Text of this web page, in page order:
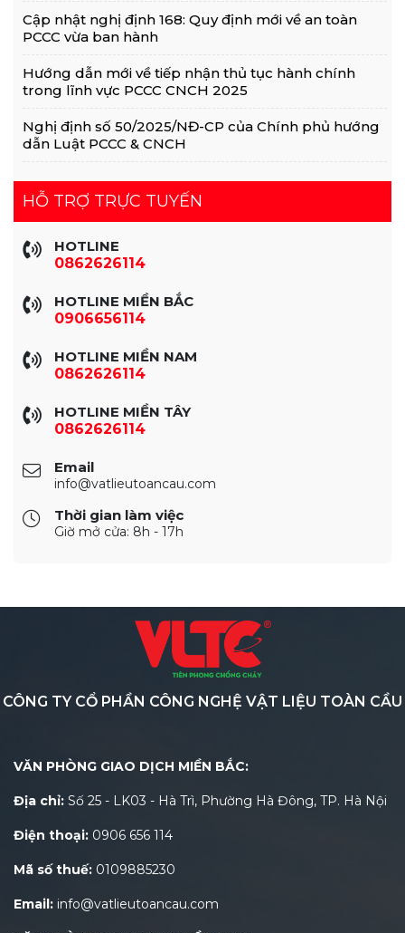
Cập nhật nghị định 168: Quy định mới về an toàn
PCCC vừa ban hành
Hướng dẫn mới về tiếp nhận thủ tục hành chính
trong lĩnh vực PCCC CNCH 2025
Nghị định số 50/2025/NĐ-CP của Chính phủ hướng
dẫn Luật PCCC & CNCH
HỖ TRỢ TRỰC TUYẾN
HOTLINE
0862626114
HOTLINE MIỀN BẮC
0906656114
HOTLINE MIỀN NAM
0862626114
HOTLINE MIỀN TÂY
0862626114
Email
info@vatlieutoancau.com
Thời gian làm việc
Giờ mở cửa: 8h - 17h
CÔNG TY CỔ PHẦN CÔNG NGHỆ VẬT LIỆU TOÀN CẦU
VĂN PHÒNG GIAO DỊCH MIỀN BẮC:
Địa chỉ: Số 25 - LK03 - Hà Trì, Phường Hà Đông, TP. Hà Nội
Điện thoại: 0906 656 114
Mã số thuế: 0109885230
Email: info@vatlieutoancau.com